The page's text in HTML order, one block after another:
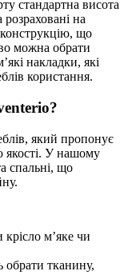
стандартна висота
на
що
можна обрати
накладки, які
користання.
який пропонує
якості. У нашому
спальні, що
м’яке чи
обрати тканину,